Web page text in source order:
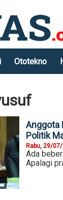
Ototekno
Anggota
Politik
Rabu, 29/
Ada
Apalagi